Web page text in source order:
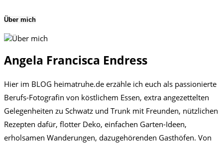
Über mich
Angela Francisca Endress
Hier im BLOG heimatruhe.de erzähle ich euch als passionierte
Berufs-Fotografin von köstlichem Essen, extra angezettelten
Gelegenheiten zu Schwatz und Trunk mit Freunden, nützlichen
Rezepten dafür, flotter Deko, einfachen Garten-Ideen,
erholsamen Wanderungen, dazugehörenden Gasthöfen. Von